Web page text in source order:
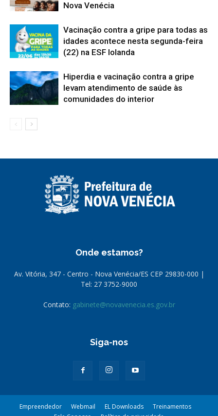
Nova Venécia
Vacinação contra a gripe para todas as
idades acontece nesta segunda-feira
(22) na ESF Iolanda
Hiperdia e vacinação contra a gripe
levam atendimento de saúde às
comunidades do interior
Onde estamos?
Av. Vitória, 347 - Centro - Nova Venécia/ES CEP 29830-000 |
Tel: 27 3752-9000
Contato: gabinete@novavenecia.es.gov.br
Siga-nos
Empreendedor Webmail EL Downloads
Treinamentos